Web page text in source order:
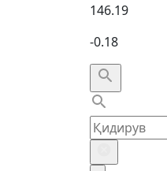
146.19
-0.18